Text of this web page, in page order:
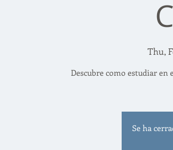
Thu,
Descubre como estudiar
Se ha